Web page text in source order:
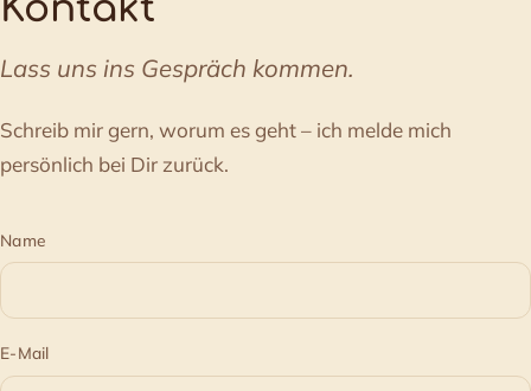
Lass uns ins Gespräch kommen.
Schreib mir gern, worum es geht – ich melde mich
persönlich bei Dir zurück.
Name
E-Mail